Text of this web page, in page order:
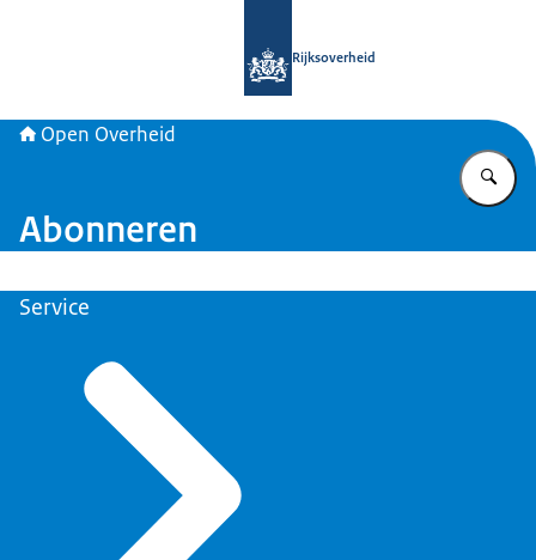
Rijksoverheid
Open Overheid
Abonneren
Service